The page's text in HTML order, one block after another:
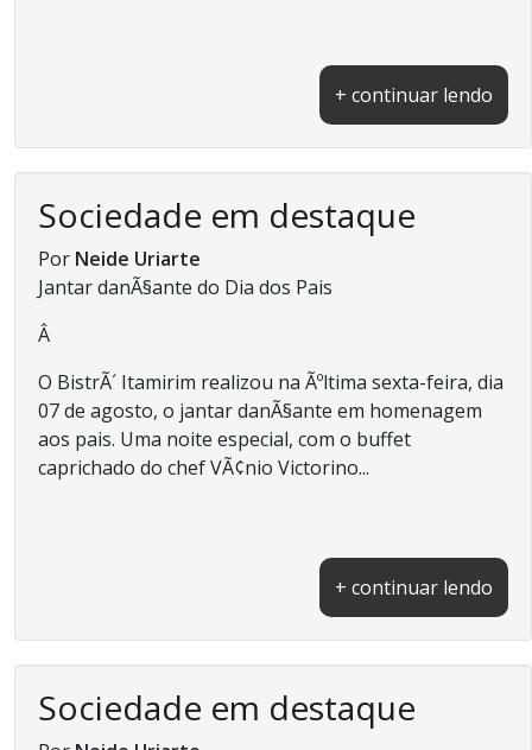
+ continuar lendo
Sociedade em destaque
Por Neide Uriarte
Jantar danÃ§ante do Dia dos Pais
Â
O BistrÃ´ Itamirim realizou na Ãºltima sexta-feira, dia
07 de agosto, o jantar danÃ§ante em homenagem
aos pais. Uma noite especial, com o buffet
caprichado do chef VÃ¢nio Victorino...
+ continuar lendo
Sociedade em destaque